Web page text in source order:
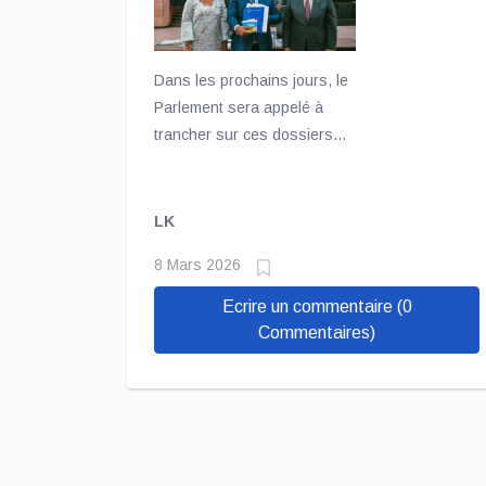
accords comme des leviers
destinés à renforcer la paix,
nationale et soutenir le
développement du pays.
diplomatique et stratégique,
ces accords pourraient
susciter des discussions
nourries au sein des deux
chambres.
Dans les prochains jours, le
Parlement sera appelé à
trancher sur ces dossiers
coopération internationale de
LK
8 Mars 2026
Ecrire un commentaire (0
Commentaires)